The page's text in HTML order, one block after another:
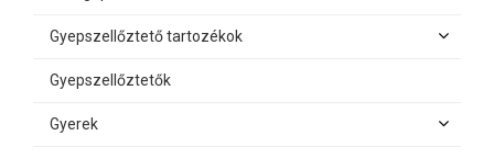
Gyepszellőztető tartozékok
Gyepszellőztetők
Gyerek